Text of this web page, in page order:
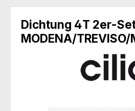
Dichtung 4T 2er-
MODENA/TREVISO/